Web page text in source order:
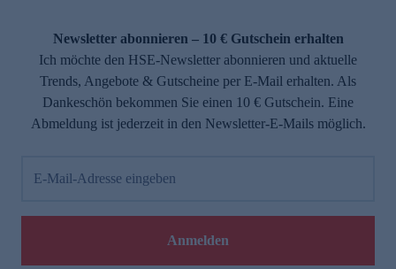
Newsletter abonnieren – 10 € Gutschein erhalten
Ich möchte den HSE-Newsletter abonnieren und aktuelle
Trends, Angebote & Gutscheine per E-Mail erhalten. Als
Dankeschön bekommen Sie einen 10 € Gutschein. Eine
Abmeldung ist jederzeit in den Newsletter-E-Mails möglich.
E-Mail-Adresse eingeben
Anmelden